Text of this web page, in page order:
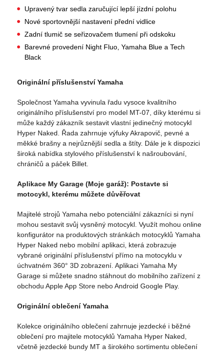
Upravený tvar sedla zaručující lepší jízdní polohu
Nové sportovnější nastavení přední vidlice
Zadní tlumič se seřizovačem tlumení při odskoku
Barevné provedení Night Fluo, Yamaha Blue a Tech
Black
Originální příslušenství Yamaha
Společnost Yamaha vyvinula řadu vysoce kvalitního
originálního příslušenství pro model MT-07, díky kterému si
může každý zákazník sestavit vlastní jedinečný motocykl
Hyper Naked. Řada zahrnuje výfuky Akrapovič, pevné a
měkké brašny a nejrůznější sedla a štíty. Dále je k dispozici
široká nabídka stylového příslušenství k našroubování,
chráničů a páček Billet.
Aplikace My Garage (Moje garáž): Postavte si
motocykl, kterému můžete důvěřovat
Majitelé strojů Yamaha nebo potenciální zákazníci si nyní
mohou sestavit svůj vysněný motocykl. Využít mohou online
konfigurátor na produktových stránkách motocyklů Yamaha
Hyper Naked nebo mobilní aplikaci, která zobrazuje
vybrané originální příslušenství přímo na motocyklu v
úchvatném 360° 3D zobrazení. Aplikaci Yamaha My
Garage si můžete snadno stáhnout do mobilního zařízení z
obchodu Apple App Store nebo Android Google Play.
Originální oblečení Yamaha
Kolekce originálního oblečení zahrnuje jezdecké i běžné
oblečení pro majitele motocyklů Yamaha Hyper Naked,
včetně jezdecké bundy MT a širokého sortimentu oblečení